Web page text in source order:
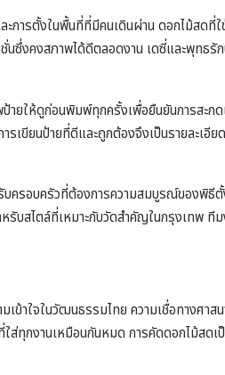
การตั้งในพื้นที่ที่มีคนเดินผ่าน ดอกไม้สดที่ใ
ซึ่งคงสภาพได้ดีตลอดงาน เดซี่และพุทธรั
ายให้ดูก่อนพิมพ์ทุกครั้งเพื่อยืนยันการสะก
เขียนป้ายที่ดีและถูกต้องจึงเป็นรายละเอี
รับครอบครัวที่ต้องการความสมบูรณ์ของพิธี
รับสไตล์ที่เหมาะกับวัดสำคัญในกรุงเทพ ทีม
ข้าใจในวัฒนธรรมไทย ความเชื่อทางศาส
ส่ทุกงานเหมือนกันหมด การคัดดอกไม้สดเ